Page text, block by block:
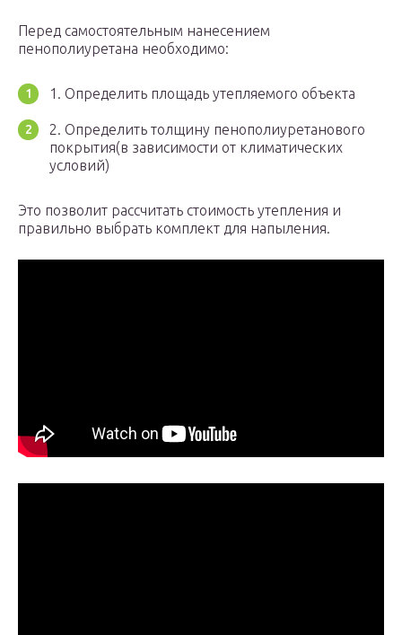
Перед самостоятельным нанесением
пенополиуретана необходимо:
1. Определить площадь утепляемого объекта
2. Определить толщину пенополиуретанового
покрытия(в зависимости от климатических
условий)
Это позволит рассчитать стоимость утепления и
правильно выбрать комплект для напыления.